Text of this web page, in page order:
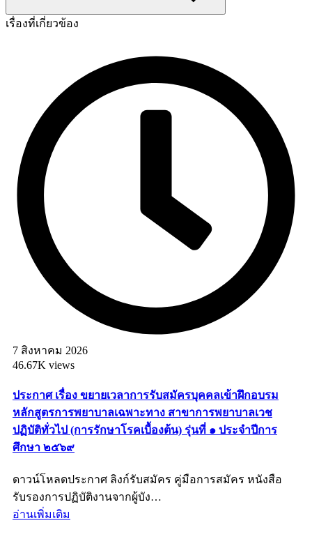
เรื่องที่เกี่ยวข้อง
7 สิงหาคม 2026
46.67K views
ประกาศ เรื่อง ขยายเวลาการรับสมัครบุคคลเข้าฝึกอบรม
หลักสูตรการพยาบาลเฉพาะทาง สาขาการพยาบาลเวช
ปฏิบัติทั่วไป (การรักษาโรคเบื้องต้น) รุ่นที่ ๑ ประจำปีการ
ศึกษา ๒๕๖๙
ดาวน์โหลดประกาศ ลิงก์รับสมัคร คู่มือการสมัคร หนังสือ
รับรองการปฏิบัติงานจากผู้บัง…
อ่านเพิ่มเติม